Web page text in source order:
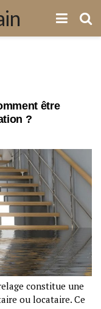
être
?
constitue une
ou locataire. Ce